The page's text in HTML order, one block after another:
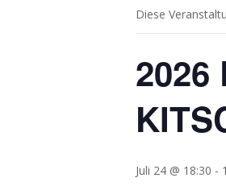
Diese
2026
Juli 24 @ 18:30 -